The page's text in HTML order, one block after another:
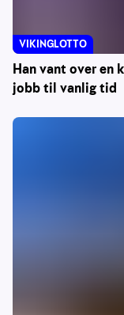
Han vant over en
jobb til vanlig tid
VIKINGLOTTO